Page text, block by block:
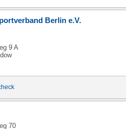
Berlin e.V.
9 A
70